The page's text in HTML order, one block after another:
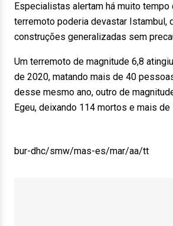
Especialistas alertam há muito tempo
terremoto poderia devastar Istambul,
construções generalizadas sem
Um terremoto de magnitude 6,8
de 2020, matando mais de 40
desse mesmo ano, outro de
Egeu, deixando 114 mortos e mais
bur-dhc/smw/mas-es/mar/aa/tt